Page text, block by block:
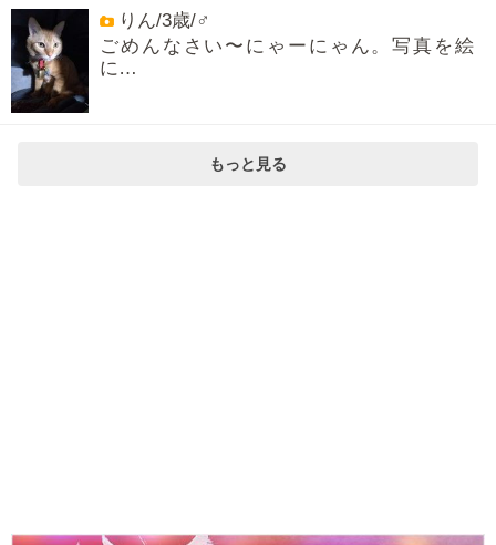
りん/3歳/♂
ごめんなさい〜にゃーにゃん。写真を絵
に…
もっと見る